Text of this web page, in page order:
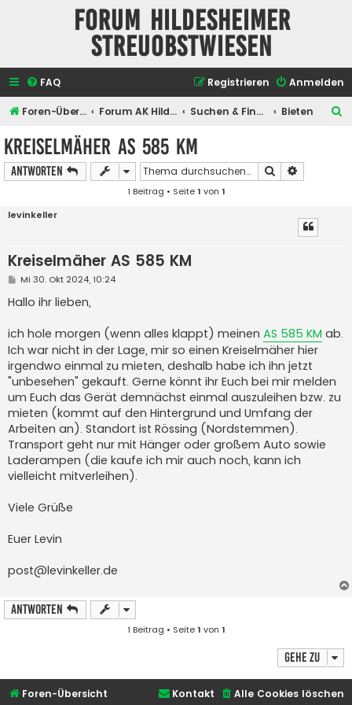
Forum Hildesheimer
Streuobstwiesen
FAQ Anmelden
Registrieren
Foren-Übersicht Forum AK Hildesheimer Streuobstwiesen Suchen & Finden Bieten
Kreiselmäher AS 585 KM
Antworten Suche
1 Beitrag • Seite1 von 1
levinkeller
Kreiselmäher AS 585 KM
B
i
t
a
g
Mi 30. Okt 2024, 10:24
Hallo ihr lieben,
ich hole morgen (wenn alles klappt) meinen AS 585 KM ab.
Ich war nicht in der Lage, mir so einen Kreiselmäher hier
irgendwo einmal zu mieten, deshalb habe ich ihn jetzt
"unbesehen" gekauft. Gerne könnt ihr Euch bei mir melden
um Euch das Gerät demnächst einmal auszuleihen bzw. zu
mieten (kommt auf den Hintergrund und Umfang der
Arbeiten an). Standort ist Rössing (Nordstemmen).
Transport geht nur mit Hänger oder großem Auto sowie
Laderampen (die kaufe ich mir auch noch, kann ich
vielleicht mitverleihen).
Viele Grüße
Euer Levin
post@levinkeller.de
Antworten
1 Beitrag • Seite1 von 1
Gehe zu
Foren-Übersicht Alle Cookies löschen
Kontakt